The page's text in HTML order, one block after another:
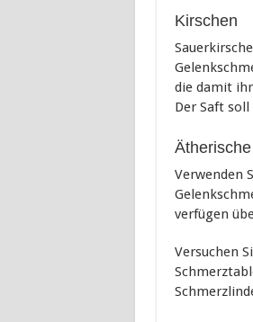
Kirschen
die damit
Der Saft
Verwenden
verfügen
Versuchen